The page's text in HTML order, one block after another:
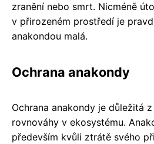
zranění nebo smrt. Nicméně
v přirozeném prostředí je
anakondou malá.
Ochrana anakondy
Ochrana anakondy je důležitá
rovnováhy v ekosystému.
především kvůli ztrátě svého